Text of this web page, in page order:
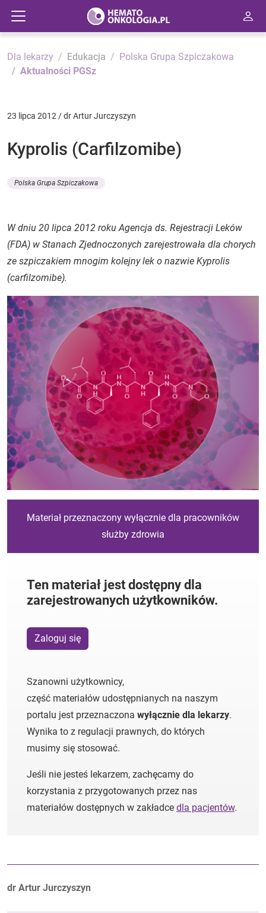
Dla lekarzy Edukacja
Polska Grupa Szpiczakowa
Aktualności PGSz
23 lipca 2012 / dr Artur Jurczyszyn
Kyprolis (Carfilzomibe)
Polska Grupa Szpiczakowa
W dniu 20 lipca 2012 roku Agencja ds. Rejestracji Leków
(FDA) w Stanach Zjednoczonych zarejestrowała dla chorych
ze szpiczakiem mnogim kolejny lek o nazwie Kyprolis
(carfilzomibe).
Materiał przeznaczony wyłącznie dla pracowników
służby zdrowia
Ten materiał jest dostępny dla
zarejestrowanych użytkowników.
Zaloguj się
Szanowni użytkownicy,
część materiałów udostępnianych na naszym
portalu jest przeznaczona wyłącznie dla lekarzy.
Wynika to z regulacji prawnych, do których
musimy się stosować.
Jeśli nie jesteś lekarzem, zachęcamy do
korzystania z przygotowanych przez nas
materiałów dostępnych w zakładce dla pacjentów.
Autorzy:
dr Artur Jurczyszyn